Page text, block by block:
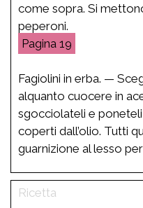
come sopra. Si
peperoni.
19
Fagiolini in erba. —
alquanto cuocere in
sgocciolateli e
coperti dall’olio. Tutti
guarnizione al lesso